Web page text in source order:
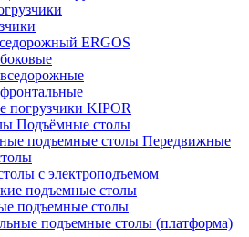
ERGOS
погрузчики KIPOR
Подъёмные столы
Передвижные
с электроподъемом
подъемные столы
подъемные столы
подъемные столы (платформа)